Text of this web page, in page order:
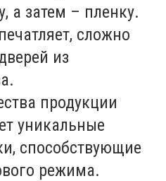
а затем – пленку.
сложно
из
продукции
уникальные
способствующие
режима.